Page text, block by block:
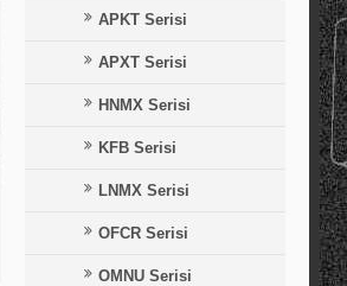
APKT Serisi
APXT Serisi
HNMX Serisi
KFB Serisi
LNMX Serisi
OFCR Serisi
OMNU Serisi